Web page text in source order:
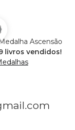
Ascensão
livros vendidos!